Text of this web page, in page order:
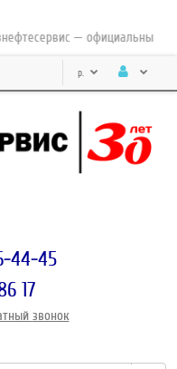
— официальный
р.
44-45
17
звонок